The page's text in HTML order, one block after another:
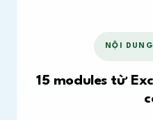
NỘI
15 modules từ